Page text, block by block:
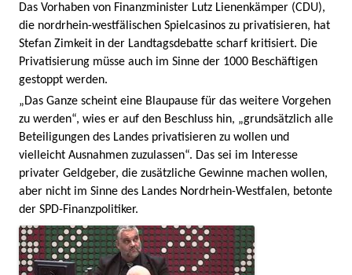
Das Vorhaben von Finanzminister Lutz Lienenkämper (CDU),
die nordrhein-westfälischen Spielcasinos zu privatisieren, hat
Stefan Zimkeit in der Landtagsdebatte scharf kritisiert. Die
Privatisierung müsse auch im Sinne der 1000 Beschäftigen
gestoppt werden.
„Das Ganze scheint eine Blaupause für das weitere Vorgehen
zu werden“, wies er auf den Beschluss hin, „grundsätzlich alle
Beteiligungen des Landes privatisieren zu wollen und
vielleicht Ausnahmen zuzulassen“. Das sei im Interesse
privater Geldgeber, die zusätzliche Gewinne machen wollen,
aber nicht im Sinne des Landes Nordrhein-Westfalen, betonte
der SPD-Finanzpolitiker.